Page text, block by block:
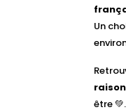
Un
être 💚.